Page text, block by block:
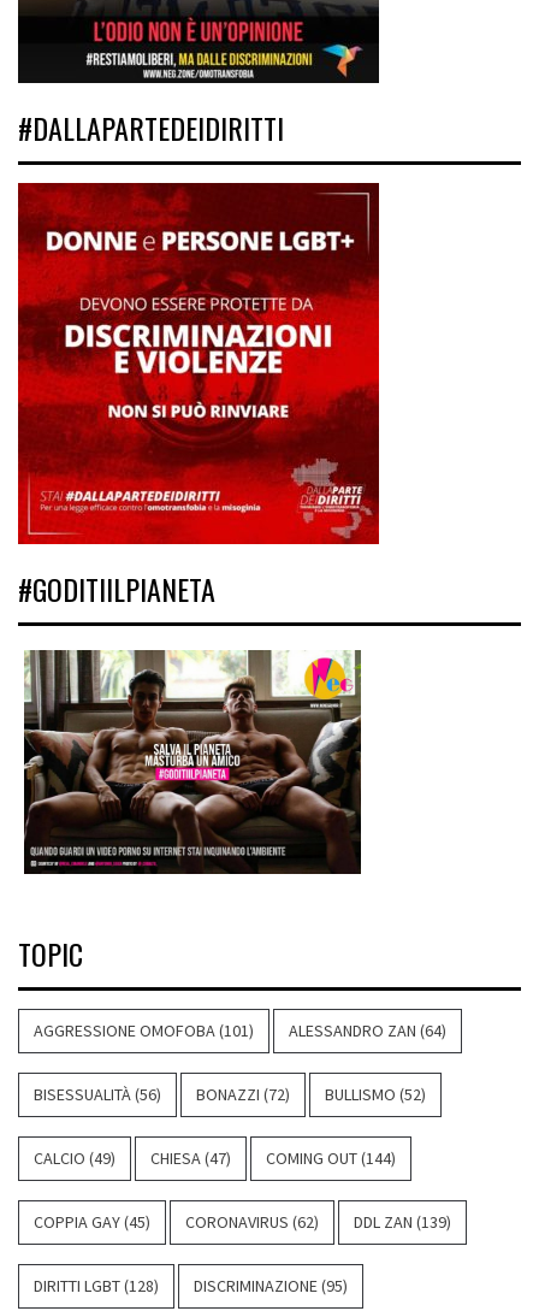
#DALLAPARTEDEIDIRITTI
#GODITIILPIANETA
TOPIC
AGGRESSIONE OMOFOBA(101) ALESSANDRO ZAN (64)
BISESSUALITÀ(56) BONAZZI (72) BULLISMO (52)
CALCIO (49) CHIESA(47) COMING OUT(144)
COPPIA GAY(45) CORONAVIRUS (62) DDL ZAN (139)
DIRITTI LGBT(128) DISCRIMINAZIONE(95)